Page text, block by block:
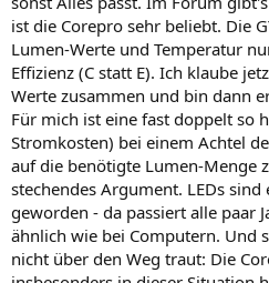
ist die Corepro sehr beliebt. Die
Lumen-Werte und Temperatur
Effizienz (C statt E). Ich klaube
Werte zusammen und bin dann
Für mich ist eine fast doppelt so
Stromkosten) bei einem Achtel
auf die benötigte Lumen-Menge
stechendes Argument. LEDs
geworden - da passiert alle paar
ähnlich wie bei Computern. Und
nicht über den Weg traut: Die